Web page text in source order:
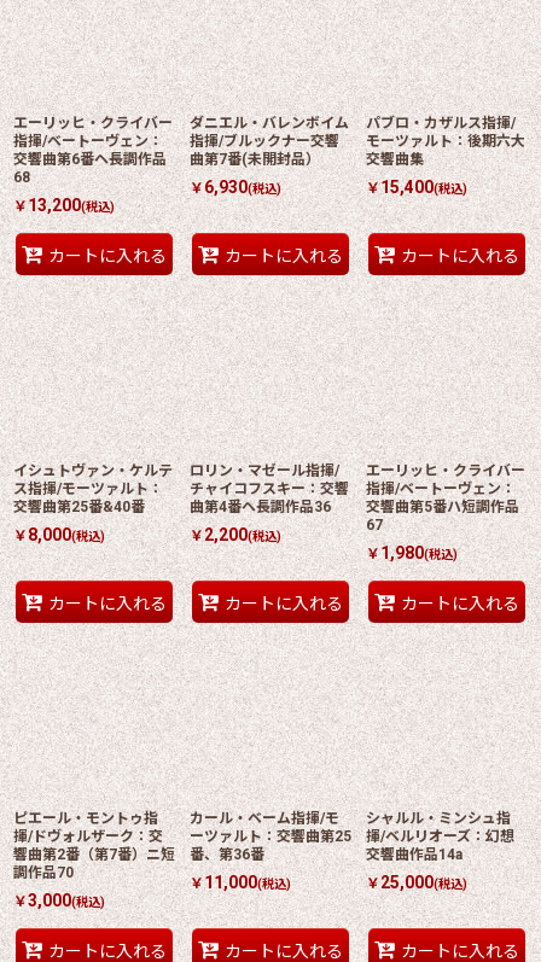
エーリッヒ・クライバー
指揮/ベートーヴェン：
交響曲第6番ヘ長調作品
68
￥13,200(税込)
カートに入れる
ダニエル・バレンボイム
指揮/ブルックナー交響
曲第7番(未開封品）
￥ 6,930(税込)
カートに入れる
パブロ・カザルス指揮/
モーツァルト：後期六大
交響曲集
￥15,400(税込)
カートに入れる
イシュトヴァン・ケルテ
ス指揮/モーツァルト：
交響曲第25番&40番
￥8,000(税込)
カートに入れる
ロリン・マゼール指揮/
チャイコフスキー：交響
曲第4番ヘ長調作品36
￥2,200(税込)
カートに入れる
エーリッヒ・クライバー
指揮/ベートーヴェン：
交響曲第5番ハ短調作品
67
￥1,980(税込)
カートに入れる
ピエール・モントゥ指
揮/ドヴォルザーク：交
響曲第2番（第7番）ニ短
調作品70
￥3,000(税込)
カートに入れる
カール・ベーム指揮/モ
ーツァルト：交響曲第25
番、第36番
￥11,000(税込)
カートに入れる
シャルル・ミンシュ指
揮/ベルリオーズ：幻想
交響曲作品14a
￥25,000(税込)
カートに入れる